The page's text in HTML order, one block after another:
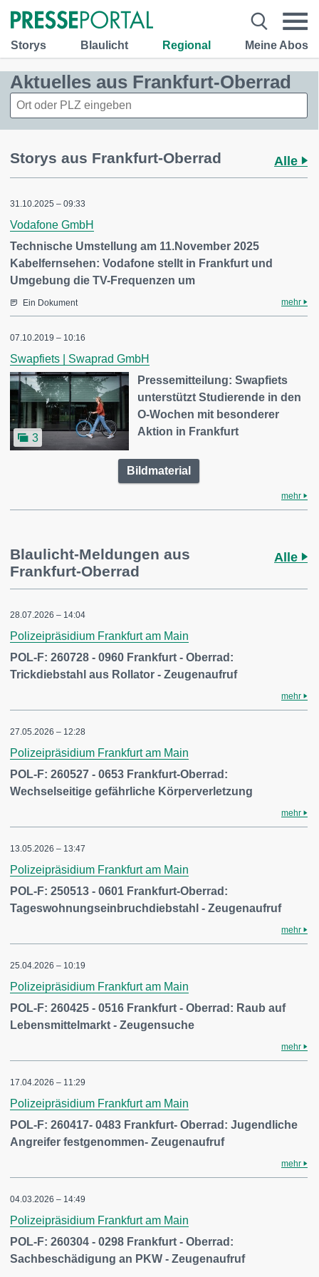
Storys Blaulicht Regional Meine Abos
Aktuelles aus Frankfurt-Oberrad
Storys aus Frankfurt-Oberrad Alle
31.10.2025 – 09:33
Vodafone GmbH
Technische Umstellung am 11.November 2025
Kabelfernsehen: Vodafone stellt in Frankfurt und
Umgebung die TV-Frequenzen um
Ein Dokument mehr
07.10.2019 – 10:16
Swapfiets | Swaprad GmbH
3
Pressemitteilung: Swapfiets
unterstützt Studierende in den
O-Wochen mit besonderer
Aktion in Frankfurt
Bildmaterial
mehr
Blaulicht-Meldungen aus
Frankfurt-Oberrad
Alle
28.07.2026 – 14:04
Polizeipräsidium Frankfurt am Main
POL-F: 260728 - 0960 Frankfurt - Oberrad:
Trickdiebstahl aus Rollator - Zeugenaufruf
mehr
27.05.2026 – 12:28
Polizeipräsidium Frankfurt am Main
POL-F: 260527 - 0653 Frankfurt-Oberrad:
Wechselseitige gefährliche Körperverletzung
mehr
13.05.2026 – 13:47
Polizeipräsidium Frankfurt am Main
POL-F: 250513 - 0601 Frankfurt-Oberrad:
Tageswohnungseinbruchdiebstahl - Zeugenaufruf
mehr
25.04.2026 – 10:19
Polizeipräsidium Frankfurt am Main
POL-F: 260425 - 0516 Frankfurt - Oberrad: Raub auf
Lebensmittelmarkt - Zeugensuche
mehr
17.04.2026 – 11:29
Polizeipräsidium Frankfurt am Main
POL-F: 260417- 0483 Frankfurt- Oberrad: Jugendliche
Angreifer festgenommen- Zeugenaufruf
mehr
04.03.2026 – 14:49
Polizeipräsidium Frankfurt am Main
POL-F: 260304 - 0298 Frankfurt - Oberrad:
Sachbeschädigung an PKW - Zeugenaufruf